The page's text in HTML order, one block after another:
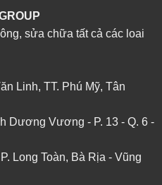
sửa chữa tất cả các loai
Linh, TT. Phú Mỹ, Tân
Dương Vương - P. 13 - Q. 6 -
Long Toàn, Bà Rịa - Vũng